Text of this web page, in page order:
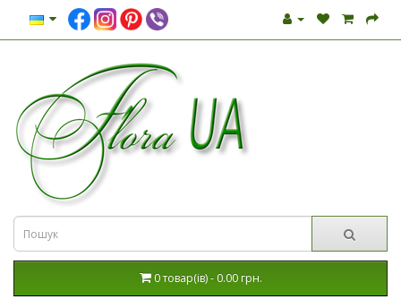
0 товар(ів) - 0.00 грн.